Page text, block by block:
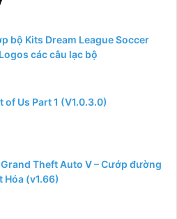
bộ Kits Dream League Soccer
các câu lạc bộ
of Us Part 1 (V1.0.3.0)
Grand Theft Auto V – Cướp đường
Hóa (v1.66)